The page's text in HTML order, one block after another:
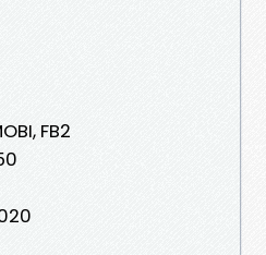
FB2